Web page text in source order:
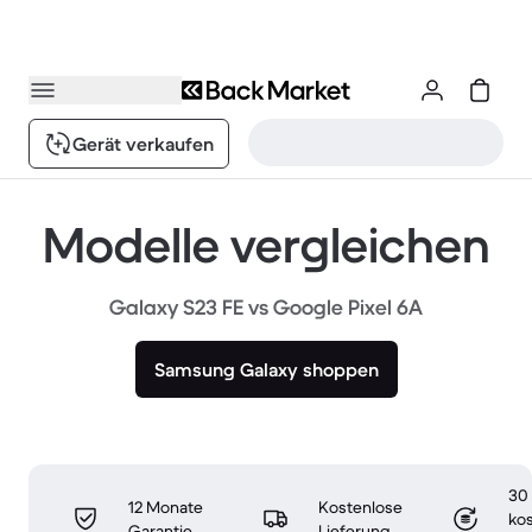
Gerät verkaufen
Modelle vergleichen
Galaxy S23 FE vs Google Pixel 6A
Samsung Galaxy shoppen
12 Monate
Kostenlose
30